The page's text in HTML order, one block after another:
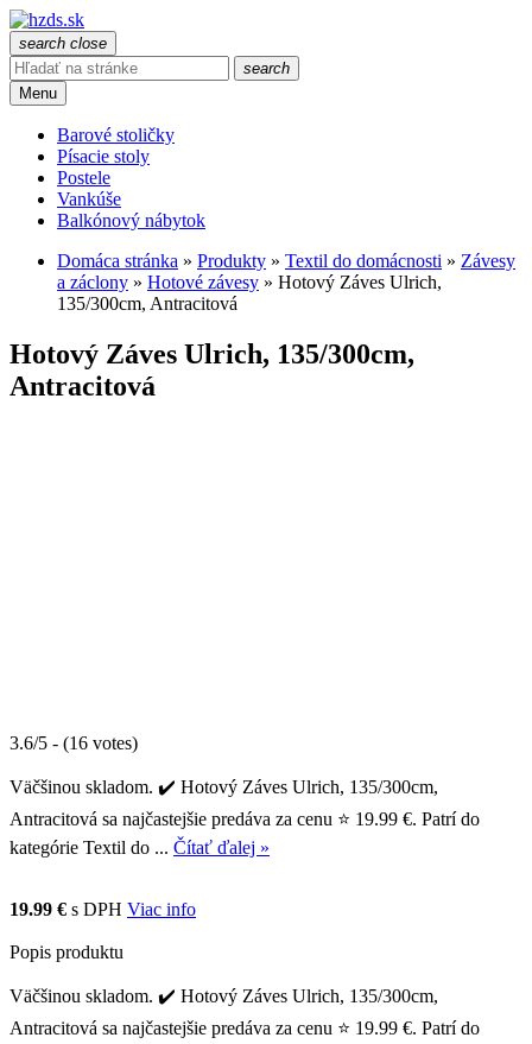
search close
search
Menu
Barové stoličky
Písacie stoly
Postele
Vankúše
Balkónový nábytok
Domáca stránka » Produkty » Textil do domácnosti » Závesy
a záclony » Hotové závesy » Hotový Záves Ulrich,
135/300cm, Antracitová
Hotový Záves Ulrich, 135/300cm,
Antracitová
3.6/5 - (16 votes)
Väčšinou skladom. ✔️ Hotový Záves Ulrich, 135/300cm,
Antracitová sa najčastejšie predáva za cenu ⭐ 19.99 €. Patrí do
kategórie Textil do ... Čítať ďalej »
19.99 € s DPH Viac info
Popis produktu
Väčšinou skladom. ✔️ Hotový Záves Ulrich, 135/300cm,
Antracitová sa najčastejšie predáva za cenu ⭐ 19.99 €. Patrí do